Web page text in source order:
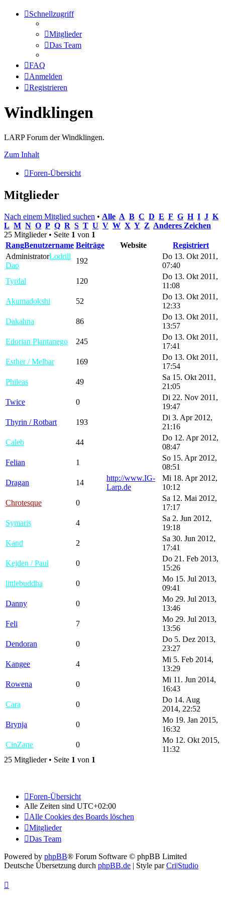
Schnellzugriff
Mitglieder
Das Team
FAQ
Anmelden
Registrieren
Windklingen
LARP Forum der Windklingen.
Zum Inhalt
Foren-Übersicht
Mitglieder
Nach einem Mitglied suchen • Alle A B C D E F G H I J K
L M N O P Q R S T U V W X Y Z Anderes Zeichen
25 Mitglieder • Seite 1 von 1
RangBenutzername Beiträge Website
Registriert
AdministratorLodrill
Dao
192
Do 13. Okt 2011,
07:40
Tyrdal
120
Do 13. Okt 2011,
11:08
Akumadokshi
52
Do 13. Okt 2011,
12:33
Dakahna
86
Do 13. Okt 2011,
13:57
Edorian Plantanego
245
Do 13. Okt 2011,
17:41
Esther / Melbar
169
Do 13. Okt 2011,
17:54
Phileas
49
Sa 15. Okt 2011,
21:05
Twice
0
Di 22. Nov 2011,
19:47
Thyrin / Rotbart
193
Di 3. Apr 2012,
21:16
Caleb
44
Do 12. Apr 2012,
08:47
Felian
1
So 15. Apr 2012,
08:51
Dragan
14
http://www.IG-
Larp.de
Mi 18. Apr 2012,
10:12
Chrotesque
0
Sa 12. Mai 2012,
17:17
Symaris
4
Sa 2. Jun 2012,
19:18
Kand
2
Sa 30. Jun 2012,
17:41
Kejden / Paul
0
Do 21. Feb 2013,
15:26
littlebuddha
0
Mo 15. Jul 2013,
09:41
Danny
0
Mo 29. Jul 2013,
13:46
Feli
7
Mo 29. Jul 2013,
13:56
Dendoran
0
Do 5. Dez 2013,
23:27
Kangee
4
Mi 5. Feb 2014,
13:29
Rowena
0
Mi 11. Jun 2014,
16:43
Cara
0
Do 14. Aug
2014, 22:52
Brynja
0
Mo 19. Jan 2015,
16:32
CinZane
0
Mo 12. Okt 2015,
11:32
25 Mitglieder • Seite 1 von 1
Foren-Übersicht
Alle Zeiten sind UTC+02:00
Alle Cookies des Boards löschen
Mitglieder
Das Team
Powered by phpBB® Forum Software © phpBB Limited
Deutsche Übersetzung durch phpBB.de | Style parCri|Studio